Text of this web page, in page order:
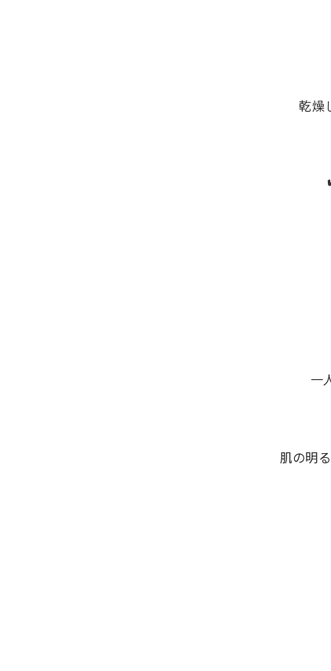
乾燥
一
肌の明